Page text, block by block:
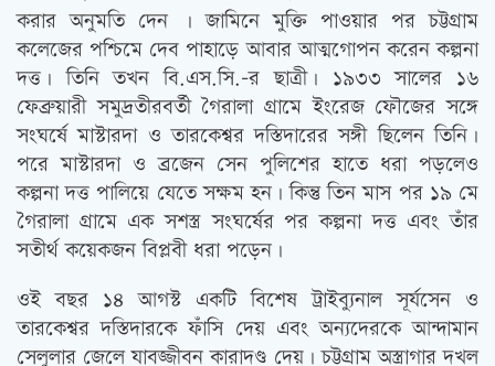
করার অনুমতি দেন । জামিনে মুক্তি পাওয়ার পর চট্টগ্রাম
কলেজের পশ্চিমে দেব পাহাড়ে আবার আত্মগোপন করেন কল্পনা
দত্ত। তিনি তখন বি.এস.সি.-র ছাত্রী। ১৯৩৩ সালের ১৬
ফেব্রুয়ারী সমুদ্রতীরবর্তী গৈরালা গ্রামে ইংরেজ ফৌজের সঙ্গে
সংঘর্ষে মাস্টারদা ও তারকেশ্বর দস্তিদারের সঙ্গী ছিলেন তিনি।
পরে মাস্টারদা ও ব্রজেন সেন পুলিশের হাতে ধরা পড়লেও
কল্পনা দত্ত পালিয়ে যেতে সক্ষম হন। কিন্তু তিন মাস পর ১৯ মে
গৈরালা গ্রামে এক সশস্ত্র সংঘর্ষের পর কল্পনা দত্ত এবং তাঁর
সতীর্থ কয়েকজন বিপ্লবী ধরা পড়েন।
ওই বছর ১৪ আগস্ট একটি বিশেষ ট্রাইব্যুনাল সূর্যসেন ও
তারকেশ্বর দস্তিদারকে ফাঁসি দেয় এবং অন্যদেরকে আন্দামান
সেলুলার জেলে যাবজ্জীবন কারাদণ্ড দেয়। চট্টগ্রাম অস্ত্রাগার দখল